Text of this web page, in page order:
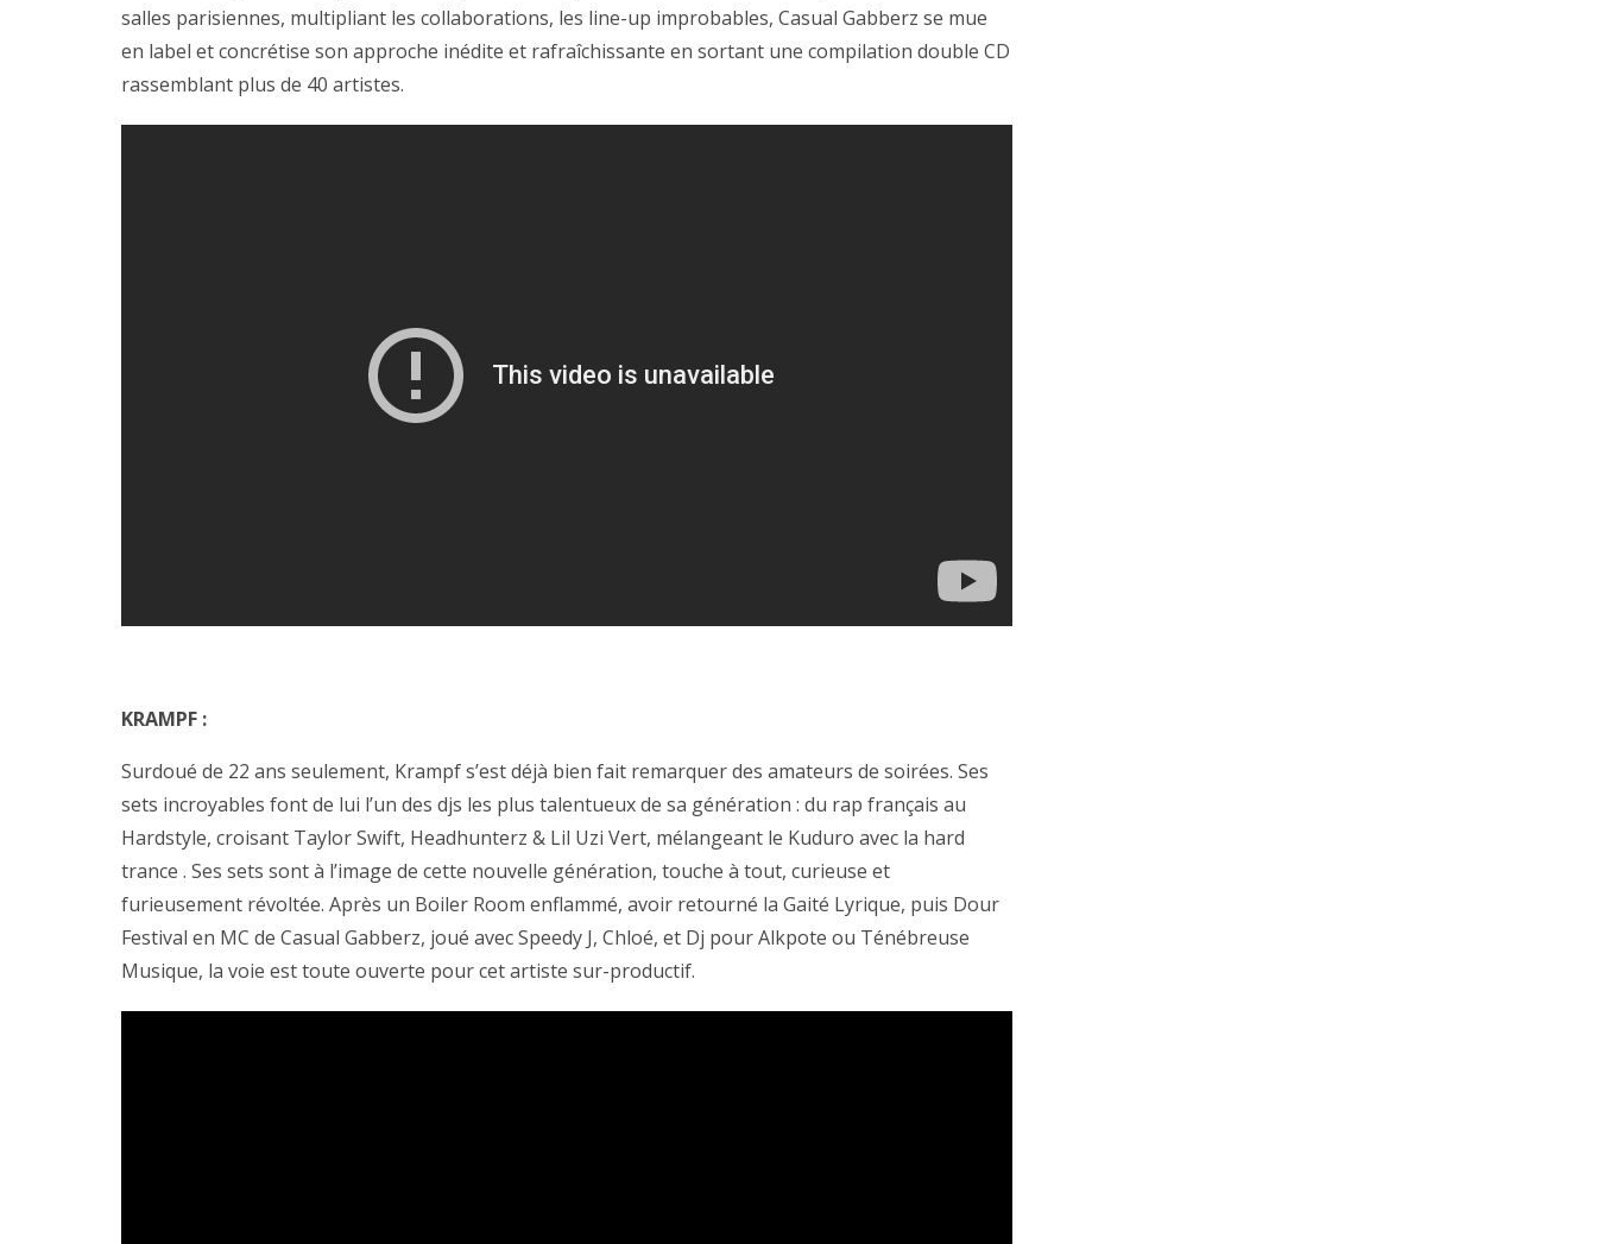
salles parisiennes, multipliant les collaborations, les line-up improbables, Casual Gabberz se mue
en label et concrétise son approche inédite et rafraîchissante en sortant une compilation double CD
rassemblant plus de 40 artistes.
KRAMPF :
Surdoué de 22 ans seulement, Krampf s’est déjà bien fait remarquer des amateurs de soirées. Ses
sets incroyables font de lui l’un des djs les plus talentueux de sa génération : du rap français au
Hardstyle, croisant Taylor Swift, Headhunterz & Lil Uzi Vert, mélangeant le Kuduro avec la hard
trance . Ses sets sont à l’image de cette nouvelle génération, touche à tout, curieuse et
furieusement révoltée. Après un Boiler Room enflammé, avoir retourné la Gaité Lyrique, puis Dour
Festival en MC de Casual Gabberz, joué avec Speedy J, Chloé, et Dj pour Alkpote ou Ténébreuse
Musique, la voie est toute ouverte pour cet artiste sur-productif.